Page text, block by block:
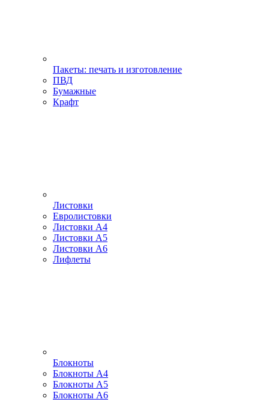
Пакеты: печать и изготовление
ПВД
Бумажные
Крафт
Листовки
Евролистовки
Листовки А4
Листовки А5
Листовки А6
Лифлеты
Блокноты
Блокноты А4
Блокноты А5
Блокноты А6